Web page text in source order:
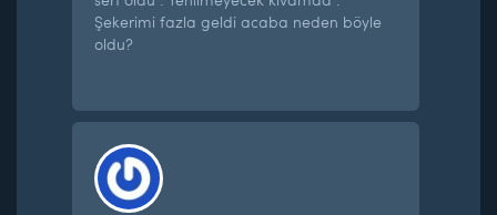
Şekerimi fazla geldi acaba neden böyle
oldu?